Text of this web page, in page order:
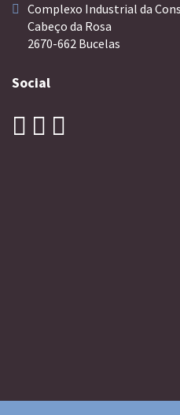
Complexo Industrial da
Cabeço da Rosa
2670-662 Bucelas
Social